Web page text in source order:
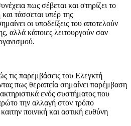
πως σέβεται και στηρίζει το
τάσσεται υπέρ της
οι υποδείξεις του αποτελούν
αλλά κάποιες λειτουργούν σαν
παρεμβάσεις του Ελεγκτή
πως θεραπεία σημαίνει παρέμβαση
ενός συστήματος που
την αλλαγή στον τρόπο
ποινική και αστική ευθύνη